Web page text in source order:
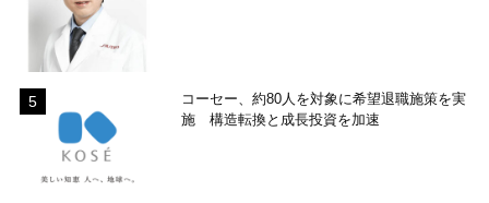
コーセー、約80人を対象に希望退職施策を実
施 構造転換と成長投資を加速